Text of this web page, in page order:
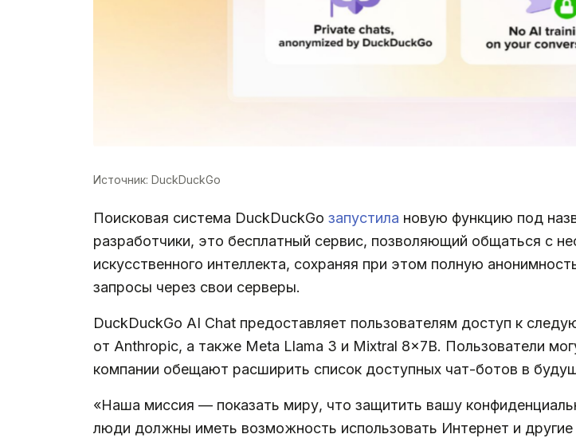
Источник: DuckDuckGo
Поисковая система DuckDuckGo запустила новую функцию под
разработчики, это бесплатный сервис, позволяющий общаться с
искусственного интеллекта, сохраняя при этом полную
запросы через свои серверы.
DuckDuckGo AI Chat предоставляет пользователям доступ к
от Anthropic, а также Meta Llama 3 и Mixtral 8x7B. Пользователи
компании обещают расширить список доступных чат-ботов в
«Наша миссия — показать миру, что защитить вашу
люди должны иметь возможность использовать Интернет и